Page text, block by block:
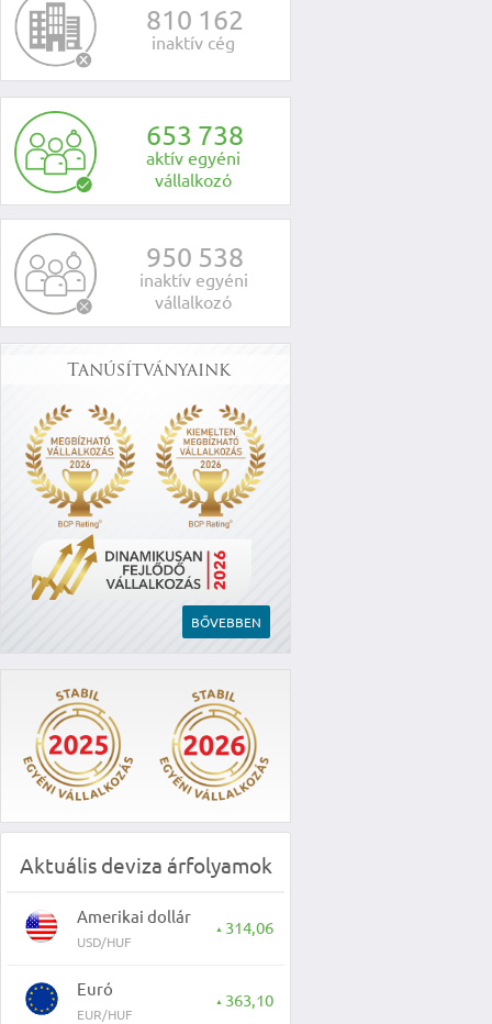
810 162
inaktív cég
653 738
aktív egyéni
vállalkozó
950 538
inaktív egyéni
vállalkozó
Tanúsítványaink
BŐVEBBEN
Aktuális deviza árfolyamok
Amerikai dollár
USD/HUF
▲ 314,06
Euró
EUR/HUF
▲ 363,10